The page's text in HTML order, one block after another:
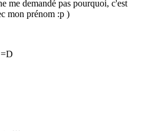
me demandé pas pourquoi, c'est
mon prénom :p )